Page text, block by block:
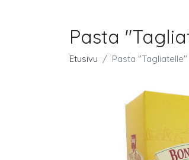
Pasta
Etusivu Pasta